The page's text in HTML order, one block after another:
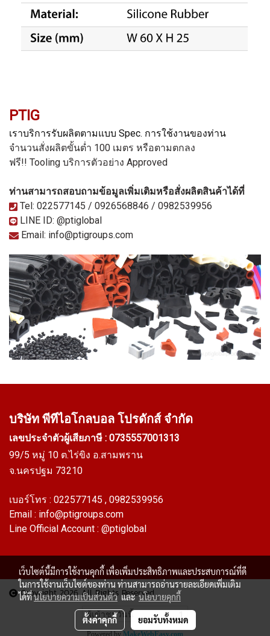
PTIG
เราบริการรับผลิตตามแบบ Spec. การใช้งานของท่าน
จำนวนสั่งผลิตขั้นต่ำ 100 เมตร หรือตามตกลง
ฟรี!! Tooling บริการตัวอย่าง Approved
ท่านสามารถสอบถามข้อมูลเพิ่มเติมหรือสั่งผลิตสินค้าได้ที่
Tel: 022577145 / 0926568846 / 0982539956
LINE ID: @ptiglobal
Email: info@ptigroups.com
บริษัท พีทีไอโกลบอล โปรดักส์ จำกัด
เลขประจำตัวผู้เสียภาษี : 0735557001313
99/5 หมู่ 10 ต.ไร่ขิง อ.สามพราน
จ.นครปฐม 73210
เบอร์โทร : 022577145 , 0982539956
Email : info@ptigroups.com
Line Official Account : @ptiglobal
Copyright 2026 All Rights Reserved
ผู้เข้าชมวันนี้ 1
Powered by MakeWebEasy.com
เว็บไซต์นี้มีการใช้งานคุกกี้ เพื่อเพิ่มประสิทธิภาพและประสบการณ์ที่ดี
ในการใช้งานเว็บไซต์ของท่าน ท่านสามารถอ่านรายละเอียดเพิ่มเติม
ได้ที่นโยบายความเป็นส่วนตัวและนโยบายคุกกี้
ตั้งค่าคุกกี้ ยอมรับทั้งหมด